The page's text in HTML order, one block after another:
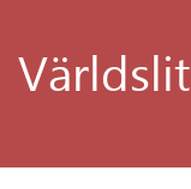
huvudinnehåll